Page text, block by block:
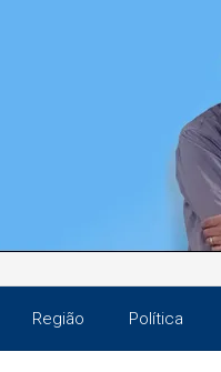
Região Política